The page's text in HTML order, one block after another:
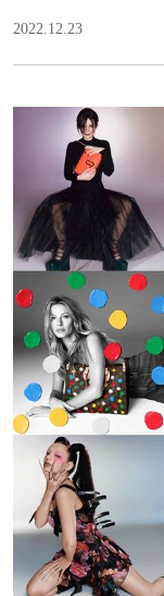
2022.12.23